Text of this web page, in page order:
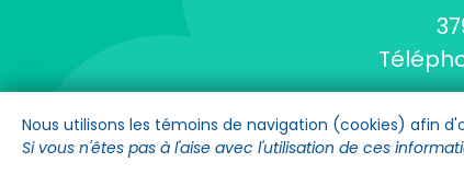
Nous utilisons les témoins de navigation (cookies) afin
Si vous n'êtes pas à l'aise avec l'utilisation de ces